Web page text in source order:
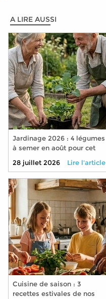
A LIRE AUSSI
Jardinage 2026 : 4 légumes
à semer en août pour cet
28 juillet 2026 Lire l'article
Cuisine de saison : 3
recettes estivales de nos